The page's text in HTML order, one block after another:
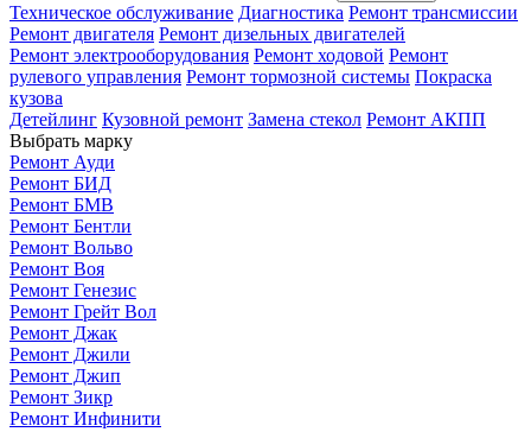
Техническое обслуживание Диагностика Ремонт трансмиссии
Ремонт двигателя Ремонт дизельных двигателей
Ремонт электрооборудования Ремонт ходовой Ремонт
рулевого управления Ремонт тормозной системы Покраска
кузова
Детейлинг Кузовной ремонт Замена стекол Ремонт АКПП
Выбрать марку
Ремонт Ауди
Ремонт БИД
Ремонт БМВ
Ремонт Бентли
Ремонт Вольво
Ремонт Воя
Ремонт Генезис
Ремонт Грейт Вол
Ремонт Джак
Ремонт Джили
Ремонт Джип
Ремонт Зикр
Ремонт Инфинити